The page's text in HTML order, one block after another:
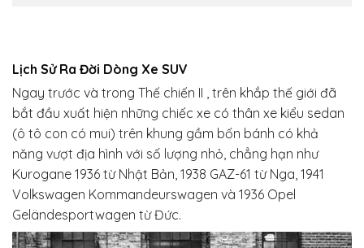
Lịch Sử Ra Đời Dòng Xe SUV
Ngay trước và trong Thế chiến II , trên khắp thế giới đã
bắt đầu xuất hiện những chiếc xe có thân xe kiểu sedan
(ô tô con có mui) trên khung gầm bốn bánh có khả
năng vượt địa hình với số lượng nhỏ, chẳng hạn như
Kurogane 1936 từ Nhật Bản, 1938 GAZ-61 từ Nga, 1941
Volkswagen Kommandeurswagen và 1936 Opel
Geländesportwagen từ Đức.